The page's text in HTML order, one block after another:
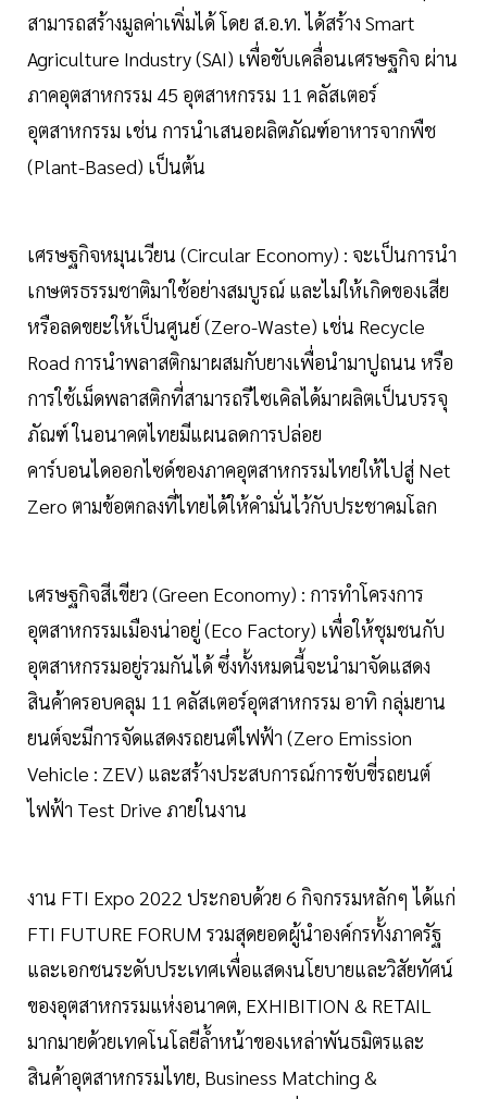
สามารถสร้างมูลค่าเพิ่มได้ โดย ส.อ.ท. ได้สร้าง Smart
Agriculture Industry (SAI) เพื่อขับเคลื่อนเศรษฐกิจ ผ่าน
ภาคอุตสาหกรรม 45 อุตสาหกรรม 11 คลัสเตอร์
อุตสาหกรรม เช่น การนำเสนอผลิตภัณฑ์อาหารจากพืช
(Plant-Based) เป็นต้น
เศรษฐกิจหมุนเวียน (Circular Economy) : จะเป็นการนำ
เกษตรธรรมชาติมาใช้อย่างสมบูรณ์ และไม่ให้เกิดของเสีย
หรือลดขยะให้เป็นศูนย์ (Zero-Waste) เช่น Recycle
Road การนำพลาสติกมาผสมกับยางเพื่อนำมาปูถนน หรือ
การใช้เม็ดพลาสติกที่สามารถรีไซเคิลได้มาผลิตเป็นบรรจุ
ภัณฑ์ ในอนาคตไทยมีแผนลดการปล่อย
คาร์บอนไดออกไซด์ของภาคอุตสาหกรรมไทยให้ไปสู่ Net
Zero ตามข้อตกลงที่ไทยได้ให้คำมั่นไว้กับประชาคมโลก
เศรษฐกิจสีเขียว (Green Economy) : การทำโครงการ
อุตสาหกรรมเมืองน่าอยู่ (Eco Factory) เพื่อให้ชุมชนกับ
อุตสาหกรรมอยู่รวมกันได้ ซึ่งทั้งหมดนี้จะนำมาจัดแสดง
สินค้าครอบคลุม 11 คลัสเตอร์อุตสาหกรรม อาทิ กลุ่มยาน
ยนต์จะมีการจัดแสดงรถยนต์ไฟฟ้า (Zero Emission
Vehicle : ZEV) และสร้างประสบการณ์การขับขี่รถยนต์
ไฟฟ้า Test Drive ภายในงาน
งาน FTI Expo 2022 ประกอบด้วย 6 กิจกรรมหลักๆ ได้แก่
FTI FUTURE FORUM รวมสุดยอดผู้นำองค์กรทั้งภาครัฐ
และเอกชนระดับประเทศเพื่อแสดงนโยบายและวิสัยทัศน์
ของอุตสาหกรรมแห่งอนาคต, EXHIBITION & RETAIL
มากมายด้วยเทคโนโลยีล้ำหน้าของเหล่าพันธมิตรและ
สินค้าอุตสาหกรรมไทย, Business Matching &